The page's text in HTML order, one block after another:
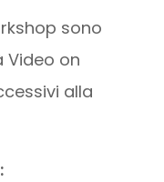
sono
Video on
alla